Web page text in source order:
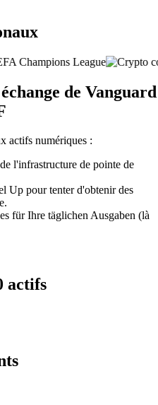
de Vanguard
actifs numériques :
l'infrastructure de pointe de
Up pour tenter d'obtenir des
für Ihre täglichen Ausgaben (là
actifs